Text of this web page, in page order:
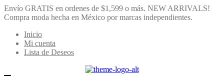
Envío GRATIS en ordenes de $1,599 o más. NEW ARRIVALS!
Compra moda hecha en México por marcas independientes.
Inicio
Mi cuenta
Lista de Deseos